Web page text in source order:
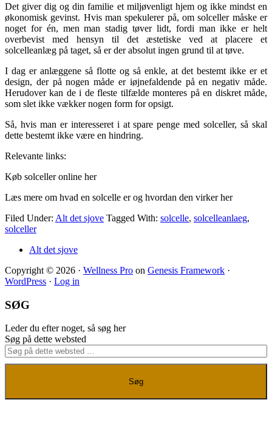
Det giver dig og din familie et miljøvenligt hjem og ikke mindst en
økonomisk gevinst. Hvis man spekulerer på, om solceller måske er
noget for én, men man stadig tøver lidt, fordi man ikke er helt
overbevist med hensyn til det æstetiske ved at placere et
solcelleanlæg på taget, så er der absolut ingen grund til at tøve.
I dag er anlæggene så flotte og så enkle, at det bestemt ikke er et
design, der på nogen måde er iøjnefaldende på en negativ måde.
Herudover kan de i de fleste tilfælde monteres på en diskret måde,
som slet ikke vækker nogen form for opsigt.
Så, hvis man er interesseret i at spare penge med solceller, så skal
dette bestemt ikke være en hindring.
Relevante links:
Køb solceller online her
Læs mere om hvad en solcelle er og hvordan den virker her
Filed Under: Alt det sjove Tagged With: solcelle, solcelleanlaeg,
solceller
Alt det sjove
Copyright © 2026 · Wellness Pro on Genesis Framework ·
WordPress · Log in
SØG
Leder du efter noget, så søg her
Søg på dette websted